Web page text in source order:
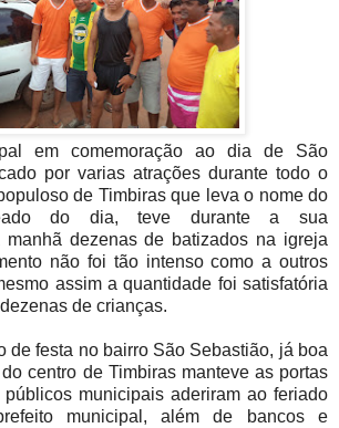
em comemoração ao dia de São
por varias atrações durante todo o
de Timbiras que leva o nome do
do dia, teve durante a sua
manhã dezenas de batizados na igreja
não foi tão intenso como a outros
assim a quantidade foi satisfatória
de crianças.
de festa no bairro São Sebastião, já boa
centro de Timbiras manteve as portas
municipais aderiram ao feriado
municipal, além de bancos e